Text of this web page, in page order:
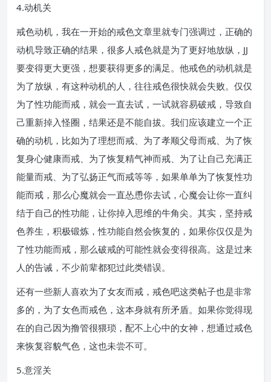
4.动机关
戒色动机，我在一开始的戒色文章里就专门强调过，正确的
动机导致正确的结果，很多人戒色就是为了更好地放纵，JJ
要变得更大更强，想要获得更多的满足。他戒色的动机就是
为了放纵，有这种动机的人，往往戒色很快就会失败。仅仅
为了性功能而戒，就会一直去试，一试就容易破戒，导致自
己重新掉入怪圈，结果还是不能自拔。我们应该建立一个正
确的动机，比如为了理想而戒、为了孝顺父母而戒、为了恢
复身心健康而戒、为了恢复精气神而戒、为了让自己充满正
能量而戒、为了弘扬正气而戒等等，如果单单为了恢复性功
能而戒，那么心魔就会一直怂恿你去试，心魔会让你一直纠
结于自己的性功能，让你掉入思维的牛角尖。其实，坚持戒
色养生，积极锻炼，性功能自然会恢复的，如果你仅仅是为
了性功能而戒，那么破戒的可能性就会变得很高。这是过来
人的告诫，不少前辈都犯过此类错误。
还有一些新人喜欢为了女友而戒，戒色吧这类帖子也是非常
多的，为了女色而戒色，这本身就有所矛盾。如果你觉得现
在的自己因为撸管很猥琐，配不上心中的女神，想通过戒色
来恢复容貌气色，这也未尝不可。
5.意淫关